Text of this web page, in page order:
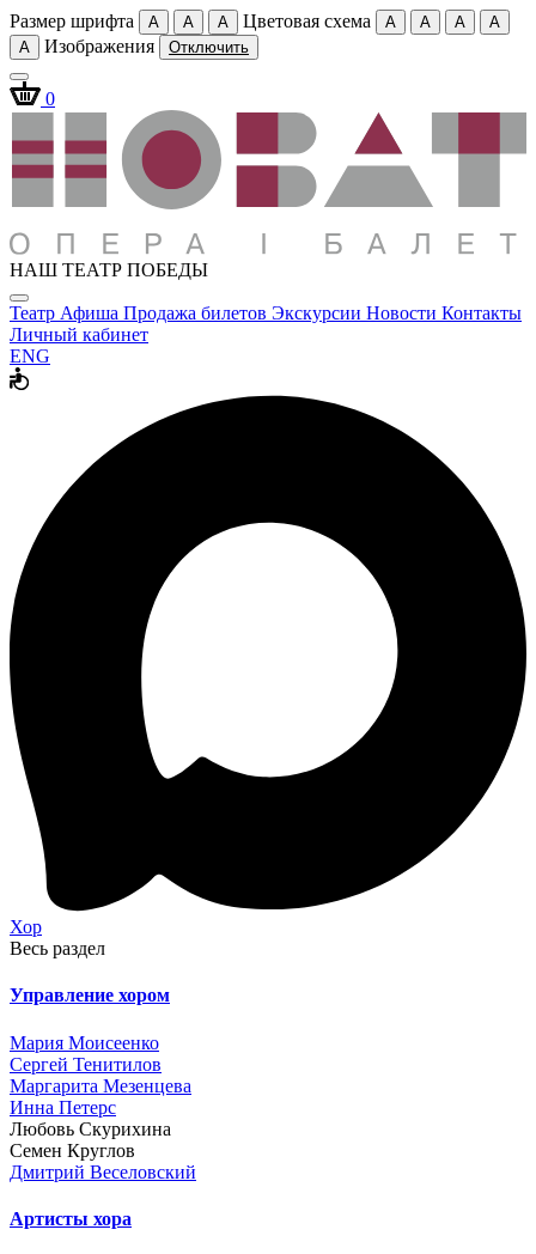
Размер шрифта A A A Цветовая схема A A A
A
A
Изображения Отключить
0
НАШ ТЕАТР ПОБЕДЫ
Театр Афиша Продажа билетов Экскурсии Новости Контакты
Личный кабинет
ENG
Хор
Весь раздел
Управление хором
Мария Моисеенко
Сергей Тенитилов
Маргарита Мезенцева
Инна Петерс
Любовь Скурихина
Семен Круглов
Дмитрий Веселовский
Артисты хора